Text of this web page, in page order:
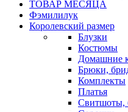
ТОВАР МЕСЯЦА
Фэмилилук
Королевский размер
Блузки
Костюмы
Домашние
Брюки,
Комплекты
Платья
Свитшоты,